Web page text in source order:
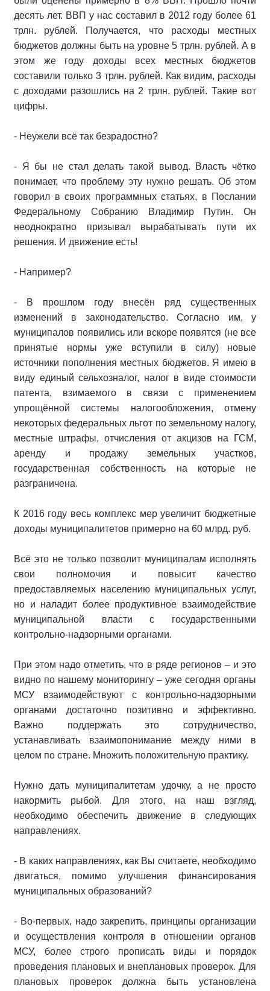
десять лет. ВВП у нас составил в 2012 году более 61
трлн. рублей. Получается, что расходы местных
бюджетов должны быть на уровне 5 трлн. рублей. А в
этом же году доходы всех местных бюджетов
составили только 3 трлн. рублей. Как видим, расходы
с доходами разошлись на 2 трлн. рублей. Такие вот
цифры.
- Неужели всё так безрадостно?
- Я бы не стал делать такой вывод. Власть чётко
понимает, что проблему эту нужно решать. Об этом
говорил в своих программных статьях, в Послании
Федеральному Собранию Владимир Путин. Он
неоднократно призывал вырабатывать пути их
решения. И движение есть!
- Например?
- В прошлом году внесён ряд существенных
изменений в законодательство. Согласно им, у
муниципалов появились или вскоре появятся (не все
принятые нормы уже вступили в силу) новые
источники пополнения местных бюджетов. Я имею в
виду единый сельхозналог, налог в виде стоимости
патента, взимаемого в связи с применением
упрощённой системы налогообложения, отмену
некоторых федеральных льгот по земельному налогу,
местные штрафы, отчисления от акцизов на ГСМ,
аренду и продажу земельных участков,
государственная собственность на которые не
разграничена.
К 2016 году весь комплекс мер увеличит бюджетные
доходы муниципалитетов примерно на 60 млрд. руб.
Всё это не только позволит муниципалам исполнять
свои полномочия и повысит качество
предоставляемых населению муниципальных услуг,
но и наладит более продуктивное взаимодействие
муниципальной власти с государственными
контрольно-надзорными органами.
При этом надо отметить, что в ряде регионов – и это
видно по нашему мониторингу – уже сегодня органы
МСУ взаимодействуют с контрольно-надзорными
органами достаточно позитивно и эффективно.
Важно поддержать это сотрудничество,
устанавливать взаимопонимание между ними в
целом по стране. Множить положительную практику.
Нужно дать муниципалитетам удочку, а не просто
накормить рыбой. Для этого, на наш взгляд,
необходимо обеспечить движение в следующих
направлениях.
- В каких направлениях, как Вы считаете, необходимо
двигаться, помимо улучшения финансирования
муниципальных образований?
- Во-первых, надо закрепить, принципы организации
и осуществления контроля в отношении органов
МСУ, более строго прописать виды и порядок
проведения плановых и внеплановых проверок. Для
плановых проверок должна быть установлена